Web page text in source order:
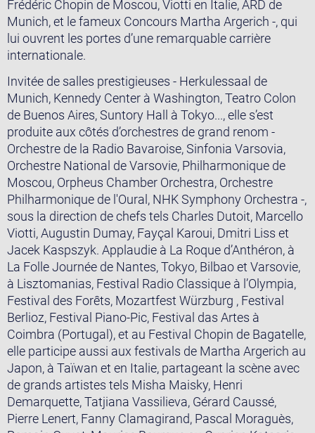
Frédéric Chopin de Moscou, Viotti en Italie, ARD de
Munich, et le fameux Concours Martha Argerich -, qui
lui ouvrent les portes d’une remarquable carrière
internationale.
Invitée de salles prestigieuses - Herkulessaal de
Munich, Kennedy Center à Washington, Teatro Colon
de Buenos Aires, Suntory Hall à Tokyo..., elle s’est
produite aux côtés d’orchestres de grand renom -
Orchestre de la Radio Bavaroise, Sinfonia Varsovia,
Orchestre National de Varsovie, Philharmonique de
Moscou, Orpheus Chamber Orchestra, Orchestre
Philharmonique de l'Oural, NHK Symphony Orchestra -,
sous la direction de chefs tels Charles Dutoit, Marcello
Viotti, Augustin Dumay, Fayçal Karoui, Dmitri Liss et
Jacek Kaspszyk. Applaudie à La Roque d’Anthéron, à
La Folle Journée de Nantes, Tokyo, Bilbao et Varsovie,
à Lisztomanias, Festival Radio Classique à l’Olympia,
Festival des Forêts, Mozartfest Würzburg , Festival
Berlioz, Festival Piano-Pic, Festival das Artes à
Coimbra (Portugal), et au Festival Chopin de Bagatelle,
elle participe aussi aux festivals de Martha Argerich au
Japon, à Taïwan et en Italie, partageant la scène avec
de grands artistes tels Misha Maisky, Henri
Demarquette, Tatjiana Vassilieva, Gérard Caussé,
Pierre Lenert, Fanny Clamagirand, Pascal Moraguès,